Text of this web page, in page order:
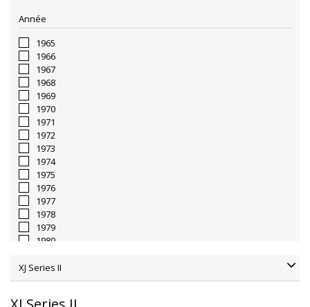
Année
1965
1966
1967
1968
1969
1970
1971
1972
1973
1974
1975
1976
1977
1978
1979
1980
1982
1983
XJ Series II